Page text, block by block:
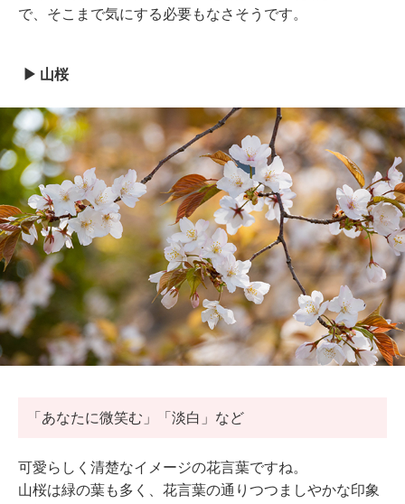
で、そこまで気にする必要もなさそうです。
山桜
「あなたに微笑む」「淡白」など
可愛らしく清楚なイメージの花言葉ですね。
山桜は緑の葉も多く、花言葉の通りつつましやかな印象